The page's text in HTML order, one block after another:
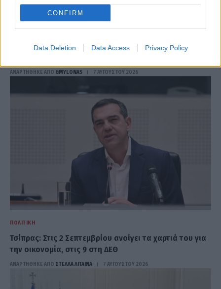
CONFIRM
Data Deletion Data Access Privacy Policy
ΠΟΛΙΤΙΚΉ
Αλεξάνδρα Σδούκου: Ο κόσμος θα κρίνει ποιος έχει
ΑΝΑΡΤΗΘΗΚΕ ΑΠΟ GMYLONAS 7 ΑΥΓΟΎΣΤΟΥ 2026
ΠΟΛΙΤΙΚΉ
Τσίπρας: Στις 2 Σεπτεμβρίου ανοίγει τα χαρτιά του για
την οικονομία, στις 9 στη ΔΕΘ
ΑΝΑΡΤΗΘΗΚΕ ΑΠΟ ΣΤΈΛΛΑ ΛΊΤΑΙΝΑ 7 ΑΥΓΟΎΣΤΟΥ 2026